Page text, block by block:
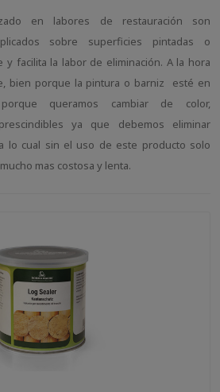
en labores de restauración son
sobre superficies pintadas o
y facilita la labor de eliminación. A la hora
bien porque la pintura o barniz esté en
queramos cambiar de color,
ya que debemos eliminar
lo cual sin el uso de este producto solo
mas costosa y lenta.